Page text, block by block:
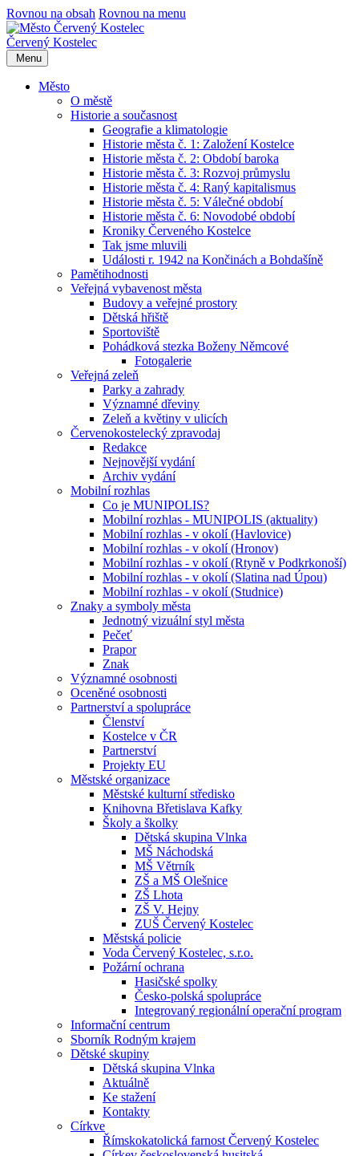
Rovnou na obsah Rovnou na menu
Červený Kostelec
Menu
Město
O městě
Historie a současnost
Geografie a klimatologie
Historie města č. 1: Založení Kostelce
Historie města č. 2: Období baroka
Historie města č. 3: Rozvoj průmyslu
Historie města č. 4: Raný kapitalismus
Historie města č. 5: Válečné období
Historie města č. 6: Novodobé období
Kroniky Červeného Kostelce
Tak jsme mluvili
Události r. 1942 na Končinách a Bohdašíně
Pamětihodnosti
Veřejná vybavenost města
Budovy a veřejné prostory
Dětská hřiště
Sportoviště
Pohádková stezka Boženy Němcové
Fotogalerie
Veřejná zeleň
Parky a zahrady
Významné dřeviny
Zeleň a květiny v ulicích
Červenokostelecký zpravodaj
Redakce
Nejnovější vydání
Archiv vydání
Mobilní rozhlas
Co je MUNIPOLIS?
Mobilní rozhlas - MUNIPOLIS (aktuality)
Mobilní rozhlas - v okolí (Havlovice)
Mobilní rozhlas - v okolí (Hronov)
Mobilní rozhlas - v okolí (Rtyně v Podkrkonoší)
Mobilní rozhlas - v okolí (Slatina nad Úpou)
Mobilní rozhlas - v okolí (Studnice)
Znaky a symboly města
Jednotný vizuální styl města
Pečeť
Prapor
Znak
Významné osobnosti
Oceněné osobnosti
Partnerství a spolupráce
Členství
Kostelce v ČR
Partnerství
Projekty EU
Městské organizace
Městské kulturní středisko
Knihovna Břetislava Kafky
Školy a školky
Dětská skupina Vlnka
MŠ Náchodská
MŠ Větrník
ZŠ a MŠ Olešnice
ZŠ Lhota
ZŠ V. Hejny
ZUŠ Červený Kostelec
Městská policie
Voda Červený Kostelec, s.r.o.
Požární ochrana
Hasičské spolky
Česko-polská spolupráce
Integrovaný regionální operační program
Informační centrum
Sborník Rodným krajem
Dětské skupiny
Dětská skupina Vlnka
Aktuálně
Ke stažení
Kontakty
Církve
Římskokatolická farnost Červený Kostelec